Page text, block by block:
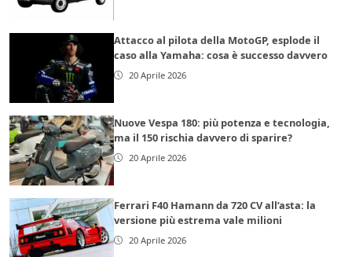
Attacco al pilota della MotoGP, esplode il
caso alla Yamaha: cosa è successo davvero
20 Aprile 2026
Nuove Vespa 180: più potenza e tecnologia,
ma il 150 rischia davvero di sparire?
20 Aprile 2026
Ferrari F40 Hamann da 720 CV all’asta: la
versione più estrema vale milioni
20 Aprile 2026